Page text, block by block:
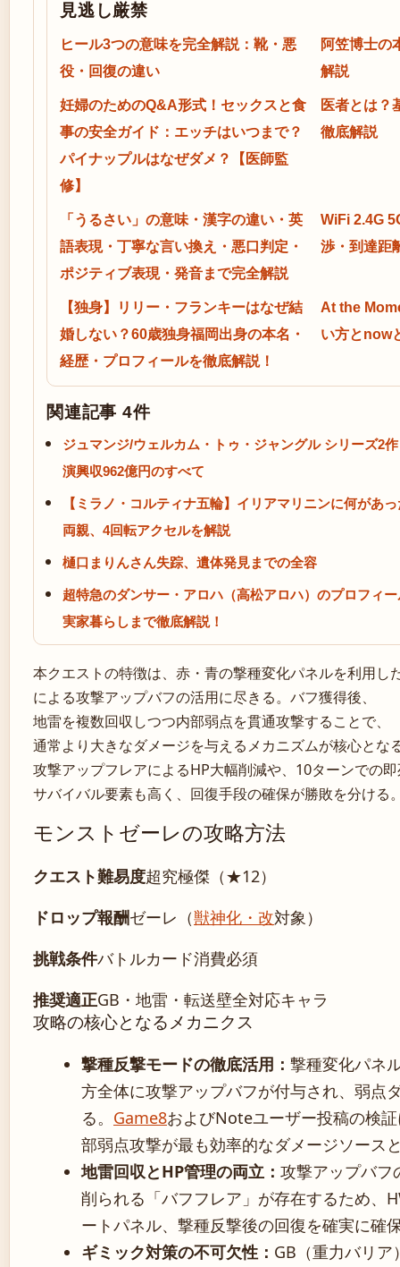
見逃し厳禁
ヒール3つの意味を完全解説：靴・悪
役・回復の違い
阿笠博士の
解説
妊婦のためのQ&A形式！セックスと食
事の安全ガイド：エッチはいつまで？
パイナップルはなぜダメ？【医師監
修】
医者とは？
徹底解説
「うるさい」の意味・漢字の違い・英
語表現・丁寧な言い換え・悪口判定・
ポジティブ表現・発音まで完全解説
WiFi 2.4G
渉・到達距
【独身】リリー・フランキーはなぜ結
婚しない？60歳独身福岡出身の本名・
経歴・プロフィールを徹底解説！
At the
い方とnow
関連記事 4件
ジュマンジ/ウェルカム・トゥ・ジャングル シリーズ2
演興収962億円のすべて
【ミラノ・コルティナ五輪】イリアマリニンに何があ
両親、4回転アクセルを解説
樋口まりんさん失踪、遺体発見までの全容
超特急のダンサー・アロハ（高松アロハ）のプロフィ
実家暮らしまで徹底解説！
本クエストの特徴は、赤・青の撃種変化パネルを利用し
による攻撃アップバフの活用に尽きる。バフ獲得後、
地雷を複数回収しつつ内部弱点を貫通攻撃することで、
通常より大きなダメージを与えるメカニズムが核心とな
攻撃アップフレアによるHP大幅削減や、10ターンでの
サバイバル要素も高く、回復手段の確保が勝敗を分ける
モンストゼーレの攻略方法
クエスト難易度超究極傑（★12）
ドロップ報酬ゼーレ（獣神化・改対象）
挑戦条件バトルカード消費必須
推奨適正GB・地雷・転送壁全対応キャラ
攻略の核心となるメカニクス
撃種反撃モードの徹底活用： 撃種変化パネ
方全体に攻撃アップバフが付与され、弱点
る。 Game8およびNoteユーザー投稿の検
部弱点攻撃が最も効率的なダメージソース
地雷回収とHP管理の両立： 攻撃アップバフ
削られる「バフフレア」が存在するため、
ートパネル、撃種反撃後の回復を確実に確
ギミック対策の不可欠性： GB（重力バリ